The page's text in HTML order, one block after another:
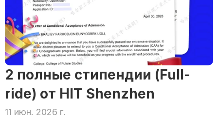
2 полные стипендии (Full-
ride) от HIT Shenzhen
11 июн. 2026 г.